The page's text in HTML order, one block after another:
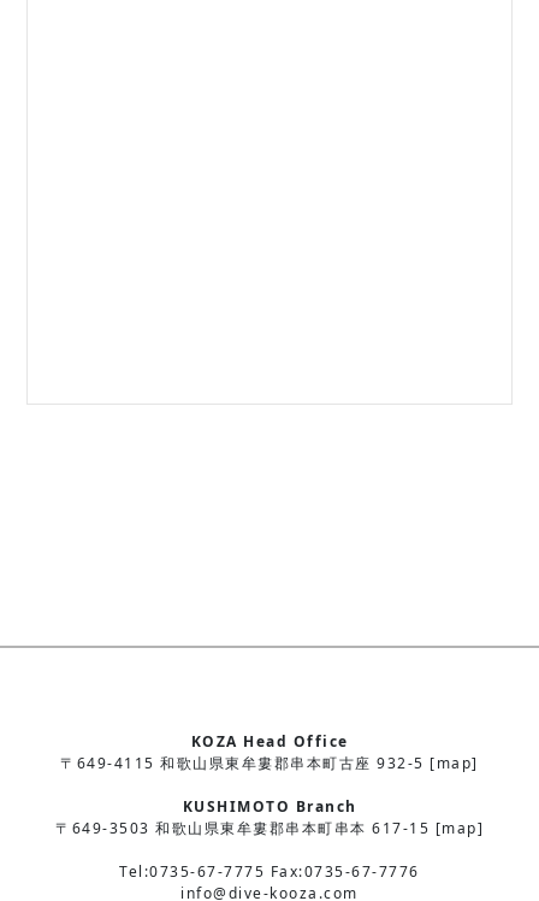
KOZA Head Office
〒649-4115 和歌山県東牟婁郡串本町古座 932-5 [map]
KUSHIMOTO Branch
〒649-3503 和歌山県東牟婁郡串本町串本 617-15 [map]
Tel:0735-67-7775 Fax:0735-67-7776
info@dive-kooza.com